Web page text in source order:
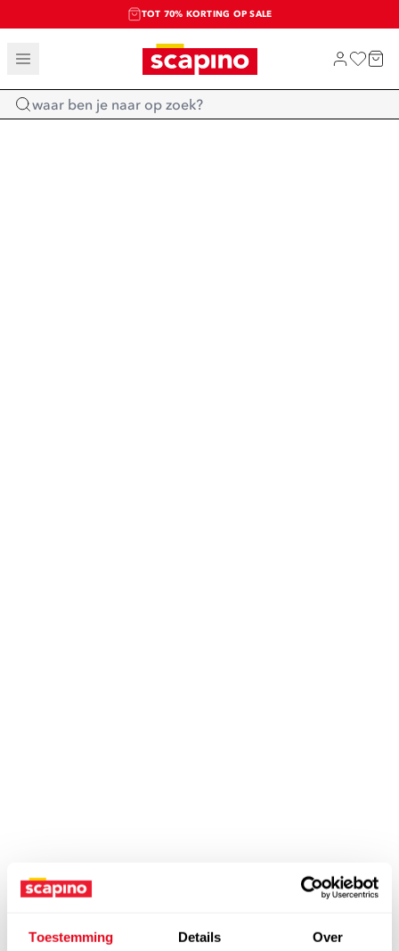
Toestemming Details Over
TOT 70% KORTING OP SALE
SALE: LAATSTE KANS!
SHOP NIEUW
Home